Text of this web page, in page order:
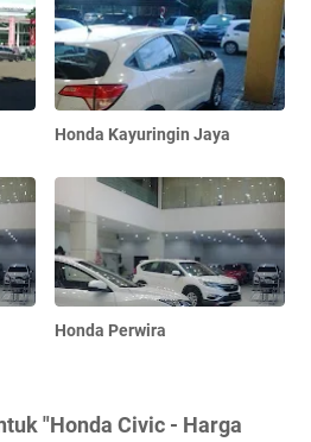
Honda Kayuringin Jaya
Honda Perwira
"Honda Civic - Harga